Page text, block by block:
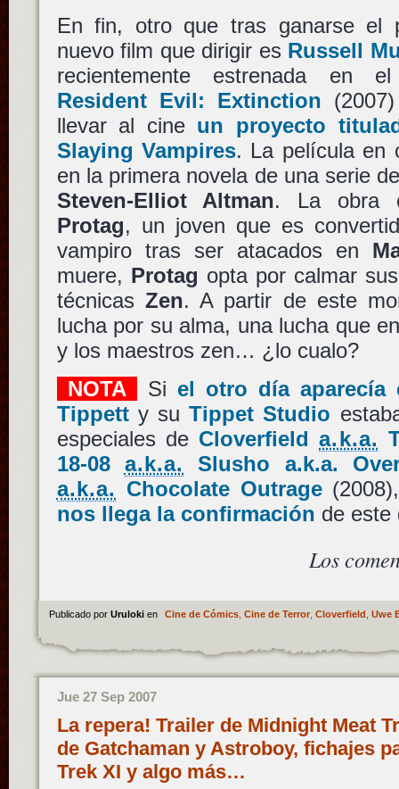
En fin, otro que tras ganarse el
nuevo film que dirigir es Russell
recientemente estrenada en
Resident Evil: Extinction
llevar al cine un proyecto
Slaying Vampires. La película en
en la primera novela de una serie
Steven-Elliot Altman. La obra
Protag, un joven que es
vampiro tras ser atacados en
muere, Protag opta por calmar
técnicas Zen. A partir de este
lucha por su alma, una lucha que
y los maestros zen… ¿lo cualo?
NOTA
Si el otro día aparecía
Tippetty suTippet Studio
especiales de Cloverfielda.k.a.
18-08 a.k.a.
Slusho a.k.a.
a.k.a. Chocolate Outrage
nos llega la confirmación de este
Los
Publicado por Uruloki en Cine de Cómics, Cine de Terror, Cloverfield Uwe
Jue 27 Sep 2007
La repera! Trailer de Midnight Meat
de Gatchaman y Astroboy, fichajes
Trek XI y algo más…